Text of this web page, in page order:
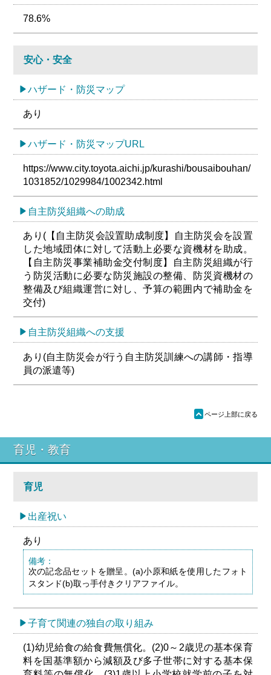
78.6%
安心・安全
ハザード・防災マップ
あり
ハザード・防災マップURL
https://www.city.toyota.aichi.jp/kurashi/bousaibouhan/
1031852/1029984/1002342.html
自主防災組織への助成
あり(【自主防災会設置助成制度】自主防災会を設置
した地域団体に対して活動上必要な資機材を助成。
【自主防災事業補助金交付制度】自主防災組織が行
う防災活動に必要な防災施設の整備、防災資機材の
整備及び組織運営に対し、予算の範囲内で補助金を
交付)
自主防災組織への支援
あり(自主防災会が行う自主防災訓練への講師・指導
員の派遣等)
ü ページ上部に戻る
育児・教育
育児
出産祝い
あり
備考：
次の記念品セットを贈呈。(a)小原和紙を使用したフォト
スタンド(b)取っ手付きクリアファイル。
子育て関連の独自の取り組み
(1)幼児給食の給食費無償化。(2)0～2歳児の基本保育
料を国基準額から減額及び多子世帯に対する基本保